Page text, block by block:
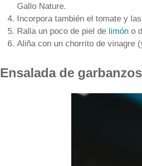
Gallo Nature.
Incorpora también el tomate y
Ralla un poco de piel de limón o
Aliña con un chorrito de vinagre
Ensalada de